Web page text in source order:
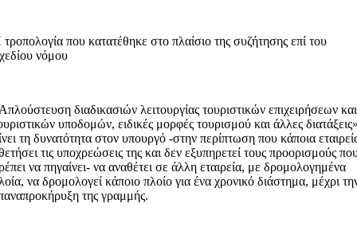
που κατατέθηκε στο πλαίσιο της συζήτησης επί του
νόμου
διαδικασιών λειτουργίας τουριστικών επιχειρήσεων και
υποδομών, ειδικές μορφές τουρισμού και άλλες
τη δυνατότητα στον υπουργό -στην περίπτωση που κάποια
τις υποχρεώσεις της και δεν εξυπηρετεί τους προορισμούς
να πηγαίνει- να αναθέτει σε άλλη εταιρεία, με δρομολογημένα
να δρομολογεί κάποιο πλοίο για ένα χρονικό διάστημα, μέχρι
της γραμμής.